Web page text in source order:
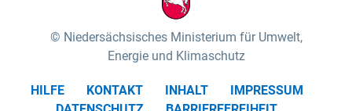
Niedersächsisches Ministerium für Umwelt,
Energie und Klimaschutz
HILFE KONTAKT INHALT
IMPRESSUM